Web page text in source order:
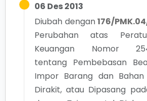
06 Des 2013
Diubah dengan 176/
Perubahan atas
Keuangan Nomor 254/
tentang Pembebasan
Impor Barang dan
Dirakit, atau Dipasang